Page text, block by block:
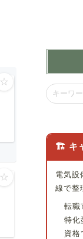
🏗 キ
電気設
線で整
転職
特化
資格